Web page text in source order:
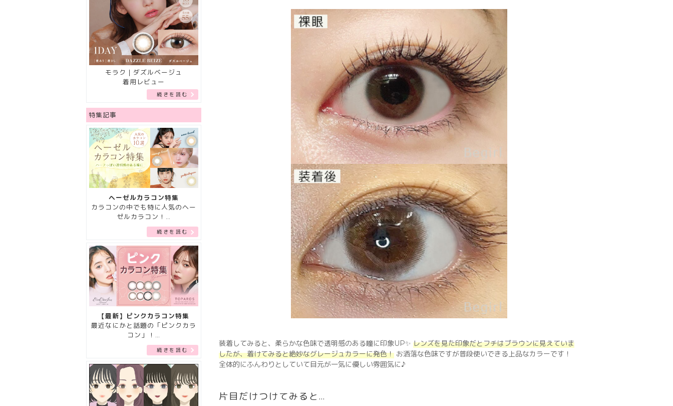
モラク｜ダズルベージュ
着用レビュー
続きを読む
特集記事
ヘーゼルカラコン特集
カラコンの中でも特に人気のヘー
ゼルカラコン！…
続きを読む
【最新】ピンクカラコン特集
最近なにかと話題の「ピンクカラ
コン」！…
続きを読む
装着してみると、柔らかな色味で透明感のある瞳に印象UP✨ レンズを見た印象だとフチはブラウンに見えていま
したが、着けてみると絶妙なグレージュカラーに発色！ お洒落な色味ですが普段使いできる上品なカラーです！
全体的にふんわりとしていて目元が一気に優しい雰囲気に♪
片目だけつけてみると…